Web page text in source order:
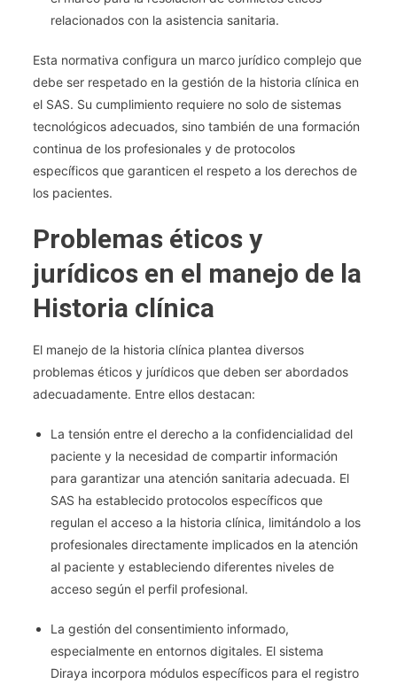
relacionados con la asistencia sanitaria.
Esta normativa configura un marco jurídico complejo que
debe ser respetado en la gestión de la historia clínica en
el SAS. Su cumplimiento requiere no solo de sistemas
tecnológicos adecuados, sino también de una formación
continua de los profesionales y de protocolos
específicos que garanticen el respeto a los derechos de
los pacientes.
Problemas éticos y
jurídicos en el manejo de la
Historia clínica
El manejo de la historia clínica plantea diversos
problemas éticos y jurídicos que deben ser abordados
adecuadamente. Entre ellos destacan:
La tensión entre el derecho a la confidencialidad del
paciente y la necesidad de compartir información
para garantizar una atención sanitaria adecuada. El
SAS ha establecido protocolos específicos que
regulan el acceso a la historia clínica, limitándolo a los
profesionales directamente implicados en la atención
al paciente y estableciendo diferentes niveles de
acceso según el perfil profesional.
La gestión del consentimiento informado,
especialmente en entornos digitales. El sistema
Diraya incorpora módulos específicos para el registro